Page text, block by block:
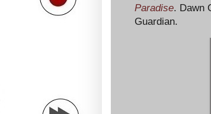
Paradise. Dawn
Guardian.